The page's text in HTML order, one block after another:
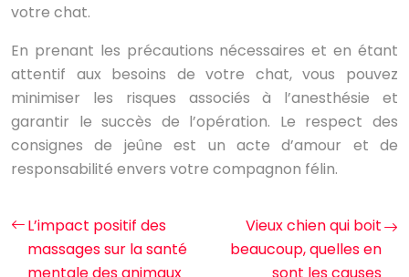
votre chat.
En prenant les précautions nécessaires et en étant
attentif aux besoins de votre chat, vous pouvez
minimiser les risques associés à l’anesthésie et
garantir le succès de l’opération. Le respect des
consignes de jeûne est un acte d’amour et de
responsabilité envers votre compagnon félin.
L’impact positif des
massages sur la santé
mentale des animaux
Vieux chien qui boit
beaucoup, quelles en
sont les causes